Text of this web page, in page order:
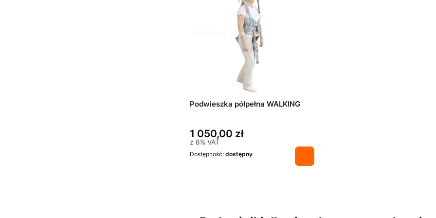
Do 95% dofinansowania
Podwieszka półpełna WALKING
1 050,00 zł
z 8% VAT
Dostępność: dostępny